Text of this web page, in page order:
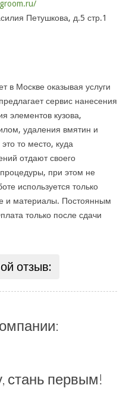
Петушкова, д.5 стр.1
в Москве оказывая услуги
сервис нанесения
элементов кузова,
удаления вмятин и
то место, куда
отдают своего
при этом не
используется только
и материалы. Постоянным
только после сдачи
отзыв:
стань первым!